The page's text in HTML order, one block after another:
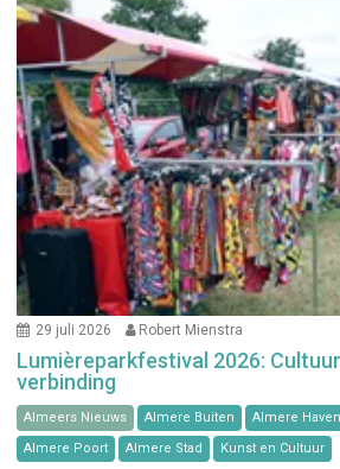
29 juli 2026 Robert Mienstra
Lumièreparkfestival 2026:
verbinding
Almeers Nieuws Almere Buiten Almere Haven
Almere Poort
Almere Stad Kunst en Cultuur